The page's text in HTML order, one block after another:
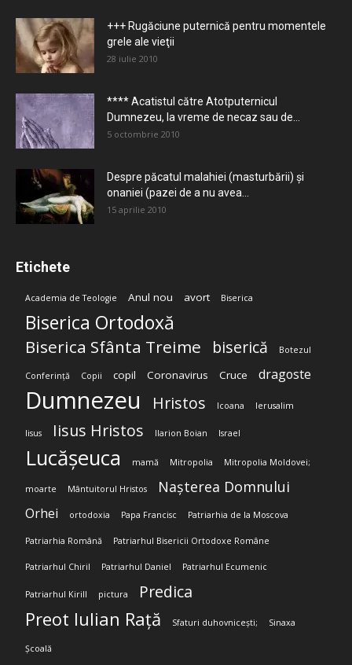
+++ Rugăciune puternică pentru momentele
grele ale vieţii
28 iulie 2010
**** Acatistul către Atotputernicul
Dumnezeu, la vreme de necaz sau de...
5 octombrie 2010
Despre păcatul malahiei (masturbării) şi
onaniei (pazei de a nu avea...
15 aprilie 2010
Etichete
Academia de Teologie Anul nou avort Biserica
Biserica Ortodoxă
Biserica Sfânta Treime biserică Botezul
Conferință Copii copil Coronavirus Cruce dragoste
Dumnezeu Hristos Icoana Ierusalim
Iisus Iisus Hristos Ilarion Boian Israel
Lucășeuca mamă Mitropolia Mitropolia Moldovei;
moarte Mântuitorul Hristos Nașterea Domnului
Orhei ortodoxia Papa Francisc Patriarhia de la Moscova
Patriarhia Română Patriarhul Bisericii Ortodoxe Române
Patriarhul Chiril Patriarhul Daniel Patriarhul Ecumenic
Patriarhul Kirill pictura Predica
Preot Iulian Rață Sfaturi duhovnicești; Sinaxa
Școală